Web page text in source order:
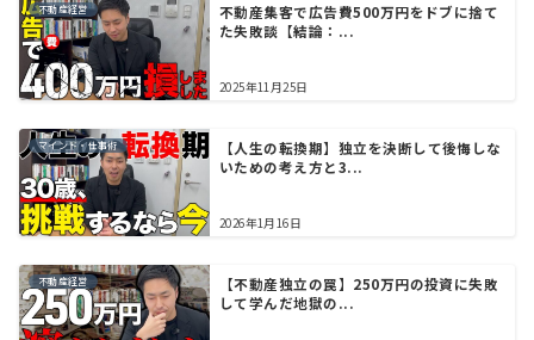
不動産経営
不動産集客で広告費500万円をドブに捨て
た失敗談【結論：...
2025年11月25日
マインド・仕事術
【人生の転換期】独立を決断して後悔しな
いための考え方と3...
2026年1月16日
不動産経営
【不動産独立の罠】250万円の投資に失敗
して学んだ地獄の...